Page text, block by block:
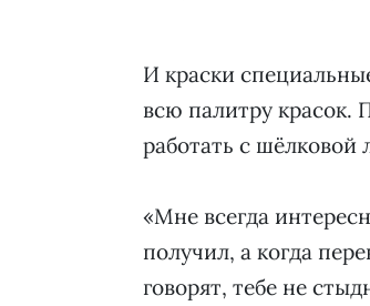
И краски
всю палитру красок.
работать с шёлковой
«Мне всегда
получил, а когда
говорят, тебе не